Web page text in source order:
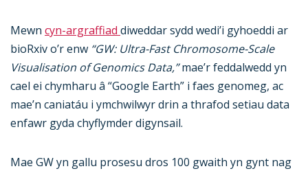
Mewn cyn-argraffiad diweddar sydd wedi’i gyhoeddi ar
bioRxiv o’r enw “GW: Ultra-Fast Chromosome-Scale
Visualisation of Genomics Data,”mae’r feddalwedd yn
cael ei chymharu â “Google Earth” i faes genomeg, ac
mae’n caniatáu i ymchwilwyr drin a thrafod setiau data
enfawr gyda chyflymder digynsail.
Mae GW yn gallu prosesu dros 100 gwaith yn gynt nag